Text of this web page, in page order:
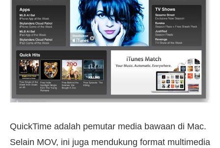
QuickTime adalah pemutar media bawaan di Mac.
Selain MOV, ini juga mendukung format multimedia